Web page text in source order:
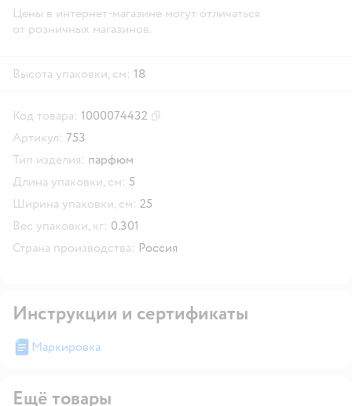
Цены в интернет-магазине могут отличаться
от розничных магазинов.
Высота упаковки, см: 18
Код товара: 1000074432
Артикул: 753
Тип изделия: парфюм
Длина упаковки, см: 5
Ширина упаковки, см: 25
Вес упаковки, кг: 0.301
Страна производства: Россия
Инструкции и сертификаты
Маркировка
Ещё товары